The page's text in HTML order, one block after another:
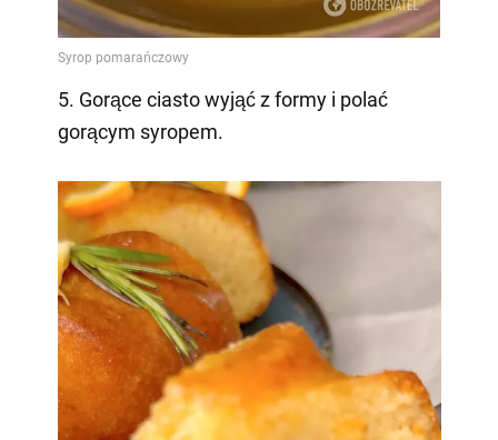
5. Gorące ciasto wyjąć z formy i polać
gorącym syropem.